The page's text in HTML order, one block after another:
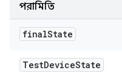
পরামিতি
finalState
TestDeviceState